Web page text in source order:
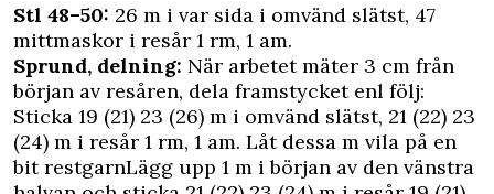
Stl 48–50: 26 m i var sida i omvänd slätst, 47
mittmaskor i resår 1 rm, 1 am.
Sprund, delning: När arbetet mäter 3 cm från
början av resåren, dela framstycket enl följ:
Sticka 19 (21) 23 (26) m i omvänd slätst, 21 (22) 23
(24) m i resår 1 rm, 1 am. Låt dessa m vila på en
bit restgarnLägg upp 1 m i början av den vänstra